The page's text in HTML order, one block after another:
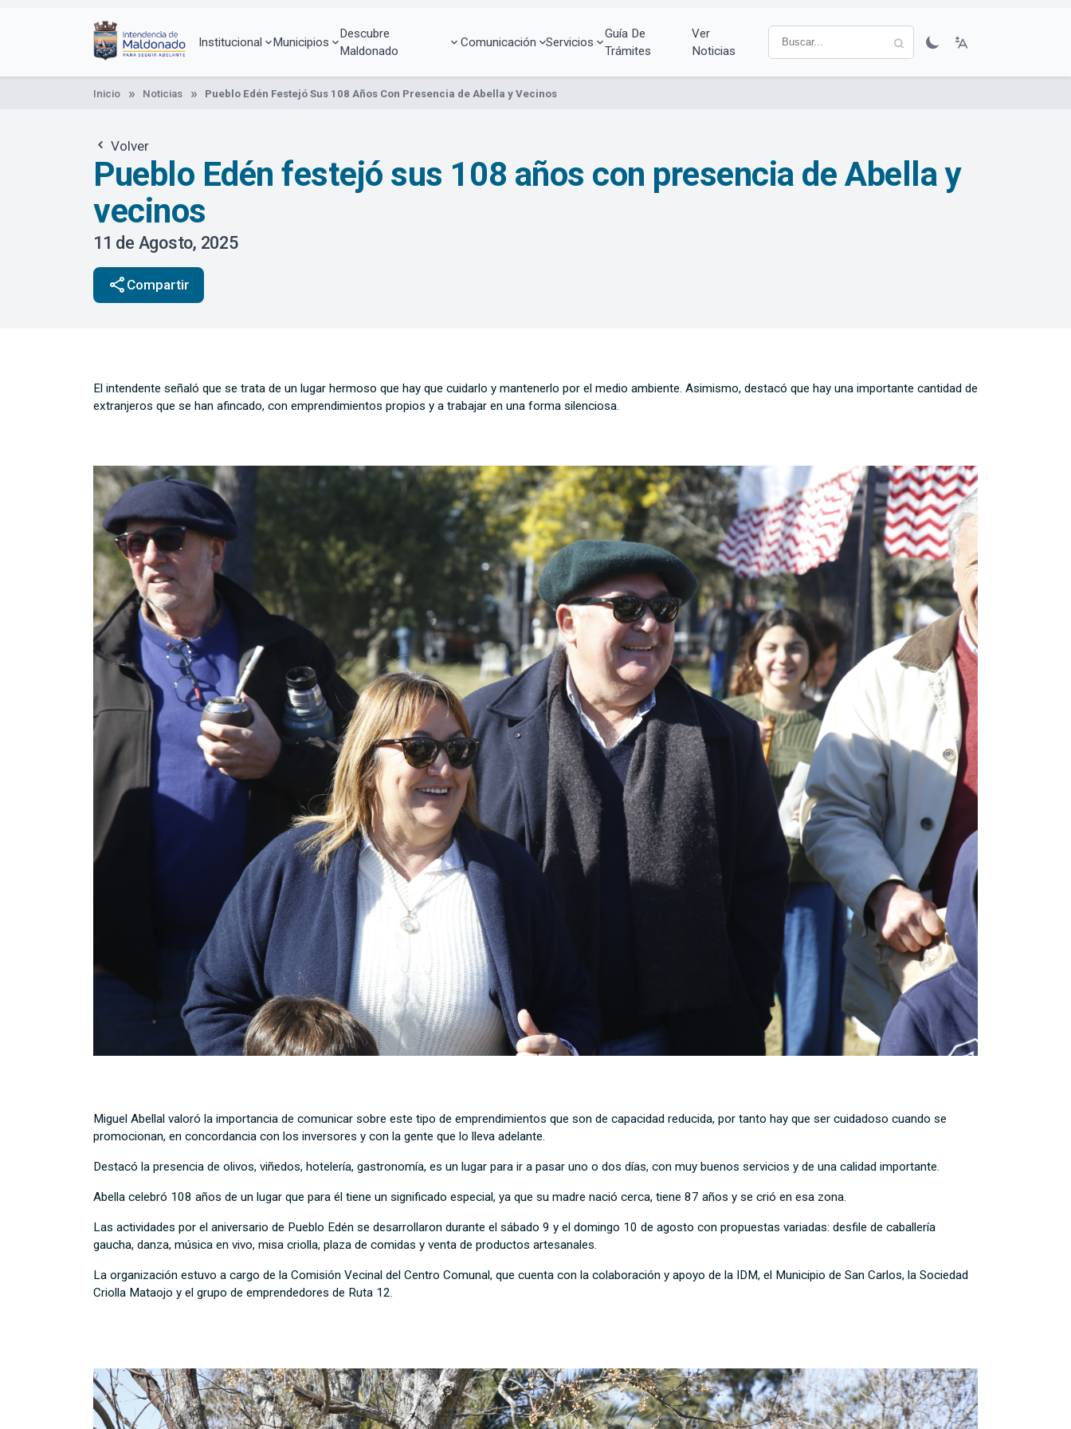
Institucional Municipios
Descubre
Maldonado
Comunicación Servicios
Guía De
Trámites
Ver
Noticias
Inicio Noticias Pueblo Edén Festejó Sus 108 Años Con Presencia de Abella y Vecinos
Volver
Pueblo Edén festejó sus 108 años con presencia de Abella y
vecinos
11 de Agosto, 2025
share Compartir
El intendente señaló que se trata de un lugar hermoso que hay que cuidarlo y mantenerlo por el medio ambiente. Asimismo, destacó que hay una importante cantidad de
extranjeros que se han afincado, con emprendimientos propios y a trabajar en una forma silenciosa.
Miguel Abellal valoró la importancia de comunicar sobre este tipo de emprendimientos que son de capacidad reducida, por tanto hay que ser cuidadoso cuando se
promocionan, en concordancia con los inversores y con la gente que lo lleva adelante.
Destacó la presencia de olivos, viñedos, hotelería, gastronomía, es un lugar para ir a pasar uno o dos días, con muy buenos servicios y de una calidad importante.
Abella celebró 108 años de un lugar que para él tiene un significado especial, ya que su madre nació cerca, tiene 87 años y se crió en esa zona.
Las actividades por el aniversario de Pueblo Edén se desarrollaron durante el sábado 9 y el domingo 10 de agosto con propuestas variadas: desfile de caballería
gaucha, danza, música en vivo, misa criolla, plaza de comidas y venta de productos artesanales.
La organización estuvo a cargo de la Comisión Vecinal del Centro Comunal, que cuenta con la colaboración y apoyo de la IDM, el Municipio de San Carlos, la Sociedad
Criolla Mataojo y el grupo de emprendedores de Ruta 12.